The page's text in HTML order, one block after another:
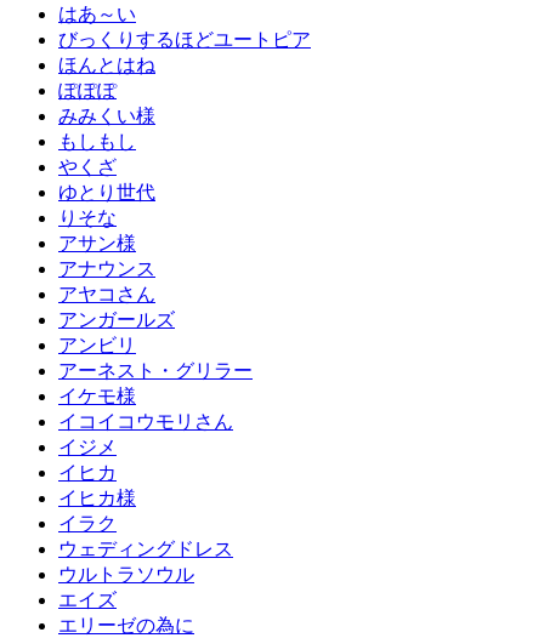
はあ～い
びっくりするほどユートピア
ほんとはね
ぽぽぽ
みみくい様
もしもし
やくざ
ゆとり世代
りそな
アサン様
アナウンス
アヤコさん
アンガールズ
アンビリ
アーネスト・グリラー
イケモ様
イコイコウモリさん
イジメ
イヒカ
イヒカ様
イラク
ウェディングドレス
ウルトラソウル
エイズ
エリーゼの為に